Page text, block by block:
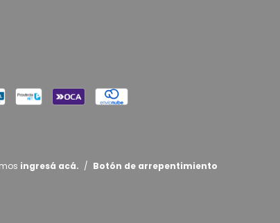
ingresá acá. / Botón de arrepentimiento